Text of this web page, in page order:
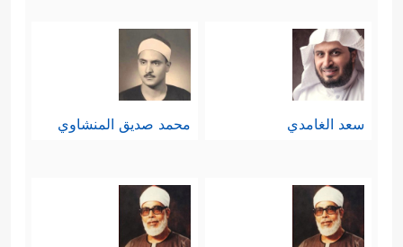
سعد الغامدي محمد صديق المنشاوي